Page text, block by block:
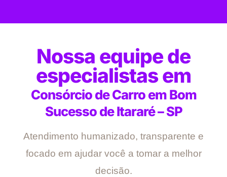
Nossa equipe de
especialistas em
Consórcio de Carro em Bom
Sucesso de Itararé – SP
Atendimento humanizado, transparente e
focado em ajudar você a tomar a melhor
decisão.